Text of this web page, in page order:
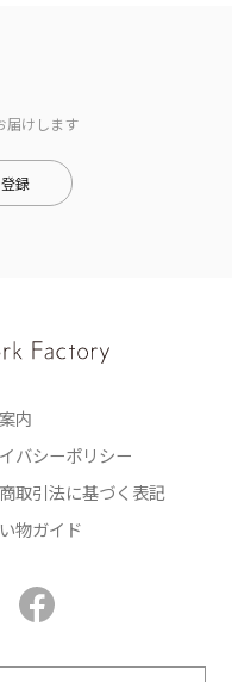
届けします
録
内
バシーポリシー
取引法に基づく表記
物ガイド